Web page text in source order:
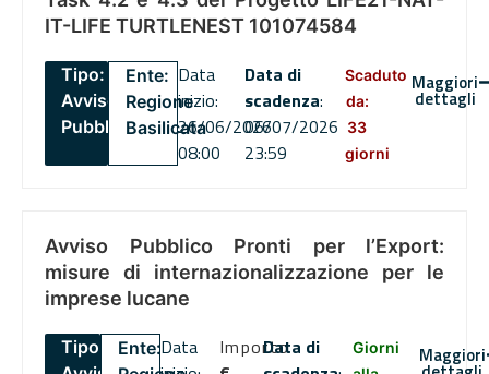
IT-LIFE TURTLENEST 101074584
Tipo:
Avviso
Pubblico
Ente:
Regione
Basilicata
Data
inizio:
26/06/2026
08:00
Data di
scadenza:
06/07/2026
23:59
Scaduto
da:
33
giorni
Maggiori
dettagli
Avviso Pubblico Pronti per l’Export:
misure di internazionalizzazione per le
imprese lucane
Tipo:
Ente:Data
ImportoData di
Giorni
Maggiori